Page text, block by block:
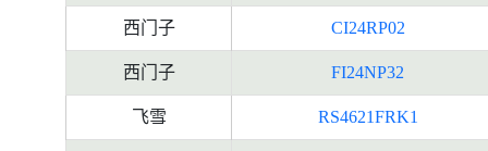
西门子 CI24RP02
西门子 FI24NP32
飞雪 RS4621FRK1